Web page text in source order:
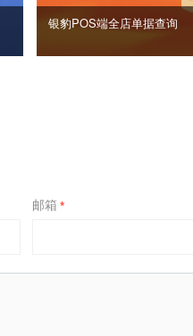
银豹POS端全店单据查询
邮箱 *